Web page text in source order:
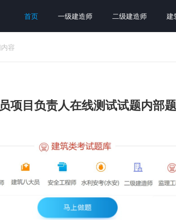
首页 一级建造师 二级建造师 建
容
项目负责人在线测试试题内部